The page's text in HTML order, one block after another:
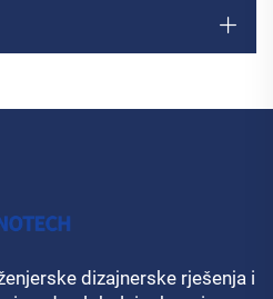
dizajnerske rješenja i